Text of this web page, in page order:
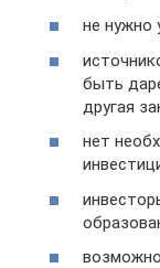
не нужно
быть
другая
нет